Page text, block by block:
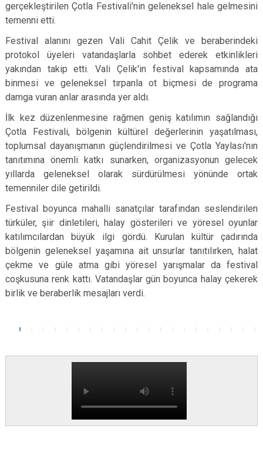
gerçekleştirilen Çotla Festivali'nin geleneksel hale gelmesini
temenni etti.
Festival alanını gezen Vali Cahit Çelik ve beraberindeki
protokol üyeleri vatandaşlarla sohbet ederek etkinlikleri
yakından takip etti. Vali Çelik'in festival kapsamında ata
binmesi ve geleneksel tırpanla ot biçmesi de programa
damga vuran anlar arasında yer aldı.
İlk kez düzenlenmesine rağmen geniş katılımın sağlandığı
Çotla Festivali, bölgenin kültürel değerlerinin yaşatılması,
toplumsal dayanışmanın güçlendirilmesi ve Çotla Yaylası'nın
tanıtımına önemli katkı sunarken, organizasyonun gelecek
yıllarda geleneksel olarak sürdürülmesi yönünde ortak
temenniler dile getirildi.
Festival boyunca mahalli sanatçılar tarafından seslendirilen
türküler, şiir dinletileri, halay gösterileri ve yöresel oyunlar
katılımcılardan büyük ilgi gördü. Kurulan kültür çadırında
bölgenin geleneksel yaşamına ait unsurlar tanıtılırken, halat
çekme ve güle atma gibi yöresel yarışmalar da festival
coşkusuna renk kattı. Vatandaşlar gün boyunca halay çekerek
birlik ve beraberlik mesajları verdi.